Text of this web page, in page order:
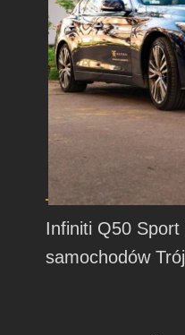
Infiniti Q50
samochodów